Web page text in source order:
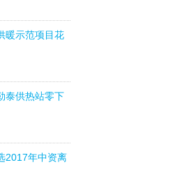
暖示范项目花
泰供热站零下
2017年中资离